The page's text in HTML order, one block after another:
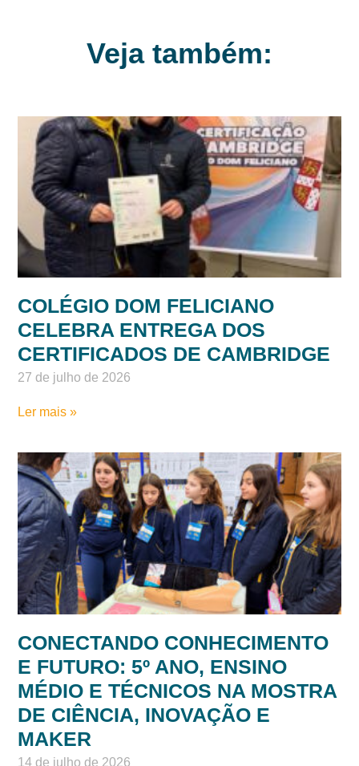
Veja também:
COLÉGIO DOM FELICIANO
CELEBRA ENTREGA DOS
CERTIFICADOS DE CAMBRIDGE
27 de julho de 2026
Ler mais »